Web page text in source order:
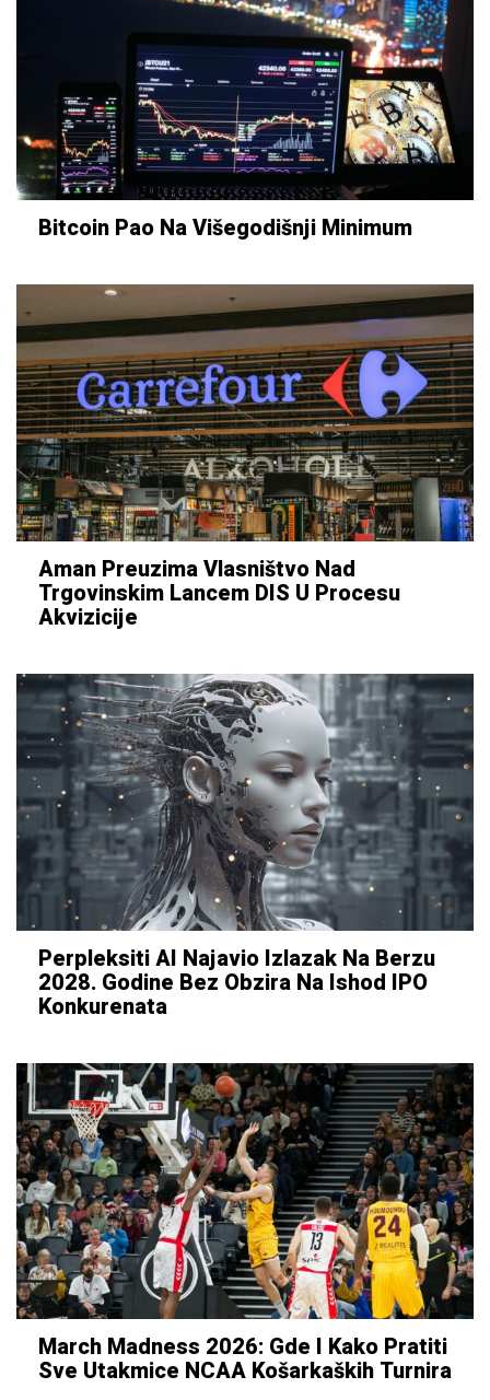
Bitcoin Pao Na Višegodišnji Minimum
Aman Preuzima Vlasništvo Nad
Trgovinskim Lancem DIS U Procesu
Akvizicije
Perpleksiti AI Najavio Izlazak Na Berzu
2028. Godine Bez Obzira Na Ishod IPO
Konkurenata
March Madness 2026: Gde I Kako Pratiti
Sve Utakmice NCAA Košarkaških Turnira